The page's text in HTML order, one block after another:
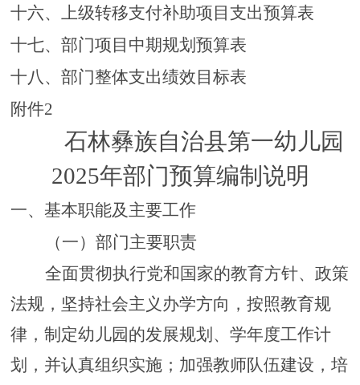
十六、 上级转移支付补助项目支出预算表
十七、部门项目中期规划预算表
十八、部门整体支出绩效目标表
附件2
石林彝族自治县第一幼儿园
2025年部门预算编制说明
一、基本职能及主要工作
（一）部门主要职责
全面贯彻执行党和国家的教育方针、政策
法规，坚持社会主义办学方向，按照教育规
律，制定幼儿园的发展规划、学年度工作计
划，并认真组织实施；加强教师队伍建设，培